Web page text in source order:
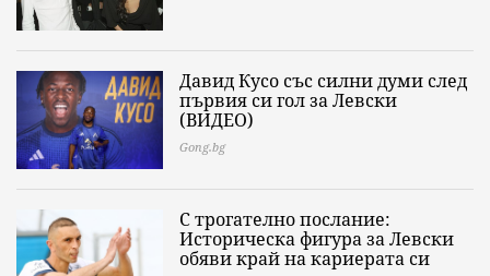
Давид Кусо със силни думи след
първия си гол за Левски
(ВИДЕО)
Gong.bg
С трогателно послание:
Историческа фигура за Левски
обяви край на кариерата си